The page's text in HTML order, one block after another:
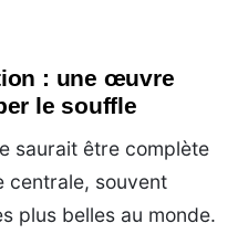
: une œuvre
le souffle
saurait être complète
centrale, souvent
plus belles au monde.